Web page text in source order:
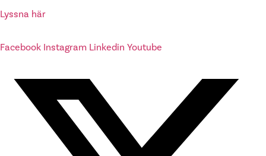
Lyssna här
Facebook Instagram Linkedin Youtube